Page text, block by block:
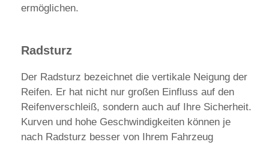
ermöglichen.
Radsturz
Der Radsturz bezeichnet die vertikale Neigung der
Reifen. Er hat nicht nur großen Einfluss auf den
Reifenverschleiß, sondern auch auf Ihre Sicherheit.
Kurven und hohe Geschwindigkeiten können je
nach Radsturz besser von Ihrem Fahrzeug